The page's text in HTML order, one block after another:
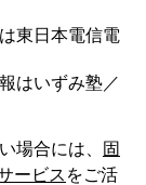
東日本電信電
はいずみ塾／
場合には、
固
ービス をご活